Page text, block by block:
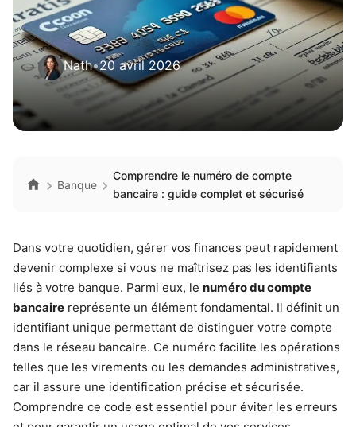
Nath•20 avril 2026
Banque
Comprendre le numéro de compte
bancaire : guide complet et sécurisé
Dans votre quotidien, gérer vos finances peut rapidement
devenir complexe si vous ne maîtrisez pas les identifiants
liés à votre banque. Parmi eux, le numéro du compte
bancaire représente un élément fondamental. Il définit un
identifiant unique permettant de distinguer votre compte
dans le réseau bancaire. Ce numéro facilite les opérations
telles que les virements ou les demandes administratives,
car il assure une identification précise et sécurisée.
Comprendre ce code est essentiel pour éviter les erreurs